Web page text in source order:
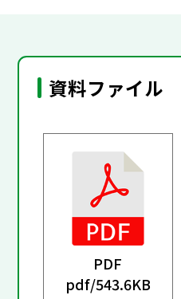
資料ファイル
PDF
pdf/543.6KB